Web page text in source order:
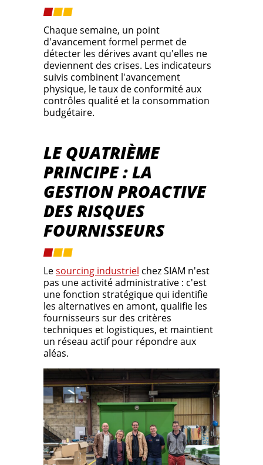
Chaque semaine, un point
d'avancement formel permet de
détecter les dérives avant qu'elles ne
deviennent des crises. Les indicateurs
suivis combinent l'avancement
physique, le taux de conformité aux
contrôles qualité et la consommation
budgétaire.
LE QUATRIÈME
PRINCIPE : LA
GESTION PROACTIVE
DES RISQUES
FOURNISSEURS
Lesourcing industriel chez SIAM n'est
pas une activité administrative : c'est
une fonction stratégique qui identifie
les alternatives en amont, qualifie les
fournisseurs sur des critères
techniques et logistiques, et maintient
un réseau actif pour répondre aux
aléas.